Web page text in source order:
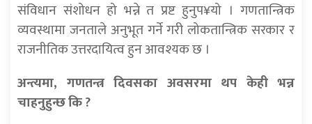
संविधान संशोधन हो भन्ने त प्रष्ट हुनुप¥यो । गणतान्त्रिक
व्यवस्थामा जनताले अनुभूत गर्ने गरी लोकतान्त्रिक सरकार र
राजनीतिक उत्तरदायित्व हुन आवश्यक छ ।
अन्त्यमा, गणतन्त्र दिवसका अवसरमा थप केही भन्न
चाहनुहुन्छ कि ?